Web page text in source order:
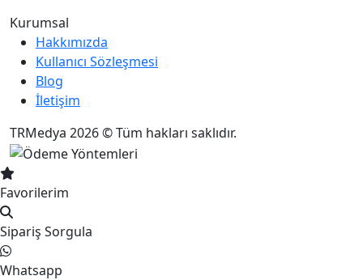
Kurumsal
Hakkımızda
Kullanıcı Sözleşmesi
Blog
İletişim
TRMedya 2026 © Tüm hakları saklıdır.
Favorilerim
Sipariş Sorgula
Whatsapp